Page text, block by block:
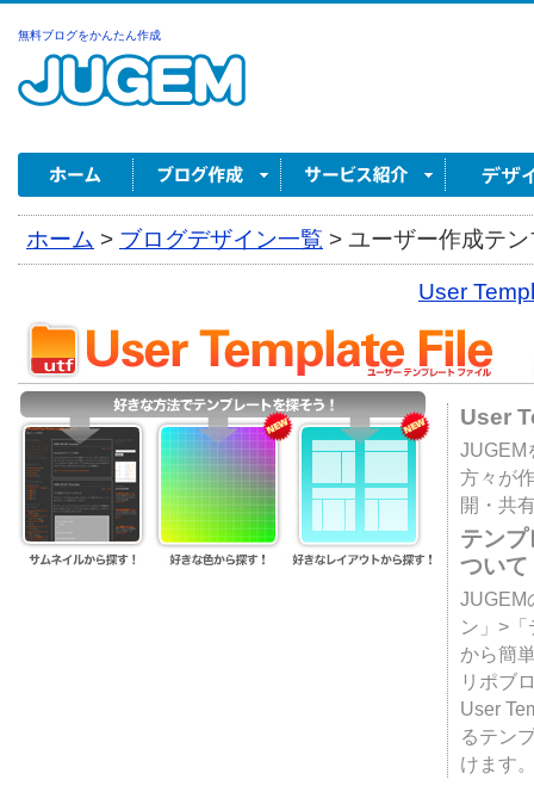
無料ブログをかんたん作成
ホーム > ブログデザイン一覧 > ユーザー作成テ
User
User
JUGEM
方々が
開・共
テン
ついて
JUGEM
ン」>
から簡
リポブ
User
るテン
けます